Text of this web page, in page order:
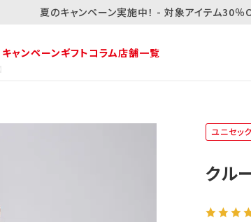
夏のキャンペーン実施中！ - 対象アイテム30％
キャンペーンギフトコラム店舗一覧
ユニセッ
クル